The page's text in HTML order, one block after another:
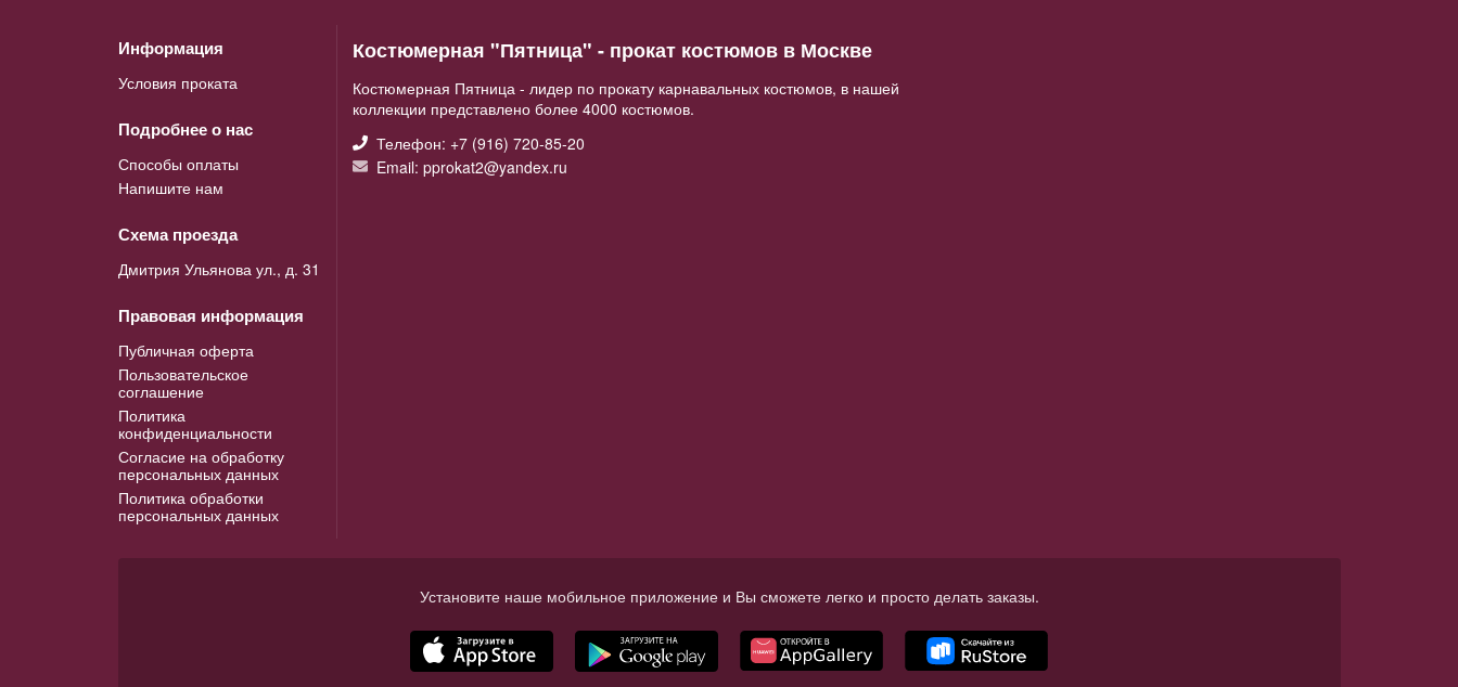
Информация
Условия проката
Подробнее о нас
Способы оплаты
Напишите нам
Схема проезда
Дмитрия Ульянова ул., д. 31
Правовая информация
Публичная оферта
Пользовательское
соглашение
Политика
конфиденциальности
Согласие на обработку
персональных данных
Политика обработки
персональных данных
Костюмерная "Пятница" - прокат костюмов в Москве
Костюмерная Пятница - лидер по прокату карнавальных костюмов, в нашей
коллекции представлено более 4000 костюмов.
Телефон: +7 (916) 720-85-20
Email: pprokat2@yandex.ru
Установите наше мобильное приложение и Вы сможете легко и просто делать заказы.